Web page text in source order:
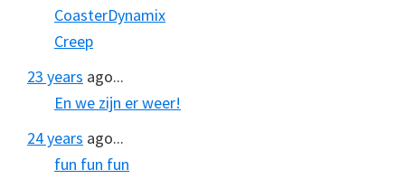
CoasterDynamix
Creep
23 years ago...
En we zijn er weer!
24 years ago...
fun fun fun